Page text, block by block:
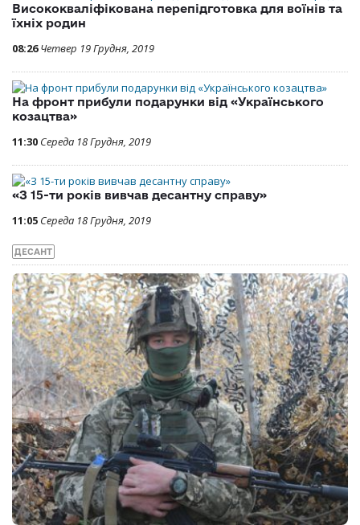
Висококваліфікована перепідготовка для воїнів та
їхніх родин
08:26 Четвер 19 Грудня, 2019
На фронт прибули подарунки від «Українського
козацтва»
11:30 Середа 18 Грудня, 2019
«З 15-ти років вивчав десантну справу»
11:05 Середа 18 Грудня, 2019
ДЕСАНТ